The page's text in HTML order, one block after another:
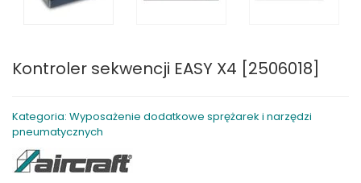
Kontroler sekwencji EASY X4 [2506018]
Kategoria: Wyposażenie dodatkowe sprężarek i narzędzi
pneumatycznych